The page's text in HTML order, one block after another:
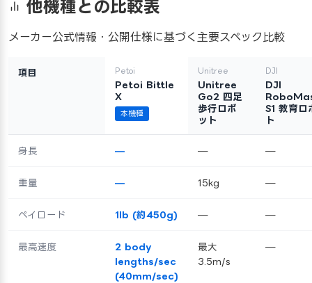
他機種との比較表
メーカー公式情報・公開仕様に基づく主要スペック比較
項目 Petoi
Petoi Bittle
X
本機種
Unitree
Unitree
Go2 四足
歩行ロボ
ット
DJI
DJI
S1 教育ロ
ト
身長 — — —
重量 — 15kg —
ペイロード 1lb (約450g) — —
最高速度
2 body
lengths/sec
(40mm/sec)
最大
3.5m/s
—